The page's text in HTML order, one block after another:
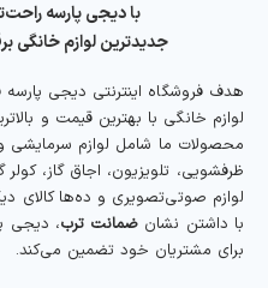
با دیجی پارسه
جدیدترین لوازم خانگی
هدف فروشگاه اینترنتی دیجی پارسه
لوازم خانگی با بهترین قیمت و
محصولات ما شامل لوازم سرمایشی
ظرفشویی، تلویزیون، اجاق گاز،
لوازم صوتی‌تصویری و ده‌ها کالای
با داشتن نشان ضمانت ترب، دیجی
برای مشتریان خود تضمین می‌کند.